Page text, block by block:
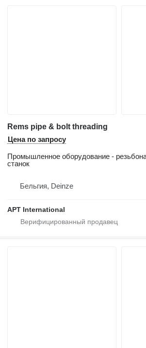
Rems pipe & bolt threading
Цена по запросу
Промышленное оборудование -
станок
Бельгия, Deinze
APT International